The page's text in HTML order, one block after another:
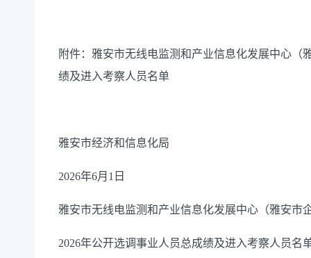
附件：雅安市无线电监测和产业信息化发展中心（
绩及进入考察人员名单
雅安市经济和信息化局
2026年6月1日
雅安市无线电监测和产业信息化发展中心（雅安市
2026年公开选调事业人员总成绩及进入考察人员名